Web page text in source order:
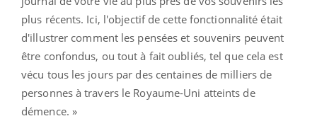
plus récents. Ici, l'objectif de cette fonctionnalité était
d'illustrer comment les pensées et souvenirs peuvent
être confondus, ou tout à fait oubliés, tel que cela est
vécu tous les jours par des centaines de milliers de
personnes à travers le Royaume-Uni atteints de
démence. »